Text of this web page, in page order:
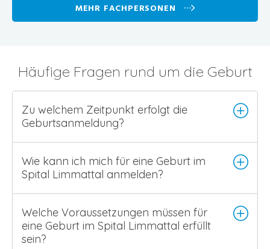
MEHR FACHPERSONEN
Häufige Fragen rund um die Geburt
Zu welchem Zeitpunkt erfolgt die
Geburtsanmeldung?
Wie kann ich mich für eine Geburt im
Spital Limmattal anmelden?
Welche Voraussetzungen müssen für
eine Geburt im Spital Limmattal erfüllt
sein?